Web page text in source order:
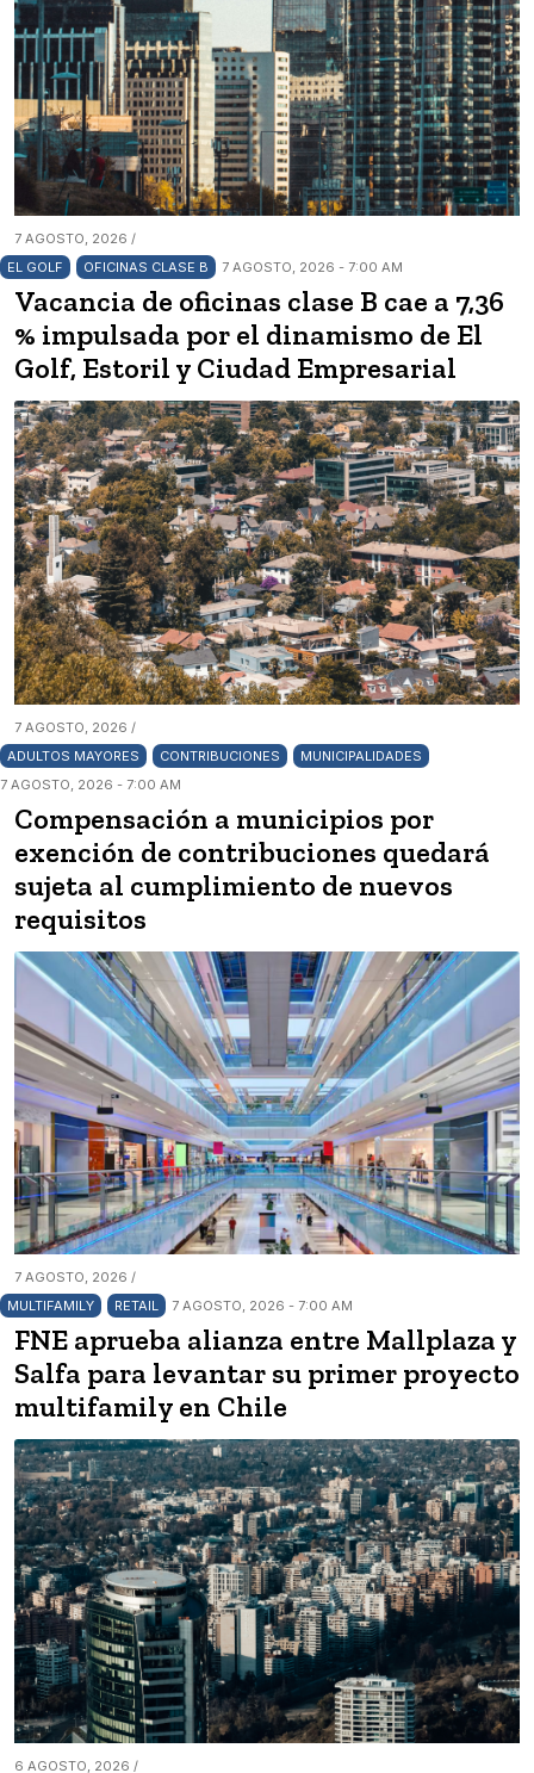
7 AGOSTO, 2026 /
EL GOLF
OFICINAS CLASE B 7 AGOSTO, 2026 - 7:00 AM
Vacancia de oficinas clase B cae a 7,36
% impulsada por el dinamismo de El
Golf, Estoril y Ciudad Empresarial
7 AGOSTO, 2026 /
ADULTOS MAYORES
CONTRIBUCIONES
MUNICIPALIDADES
7 AGOSTO, 2026 - 7:00 AM
Compensación a municipios por
exención de contribuciones quedará
sujeta al cumplimiento de nuevos
requisitos
7 AGOSTO, 2026 /
MULTIFAMILY
RETAIL 7 AGOSTO, 2026 - 7:00 AM
FNE aprueba alianza entre Mallplaza y
Salfa para levantar su primer proyecto
multifamily en Chile
6 AGOSTO, 2026 /